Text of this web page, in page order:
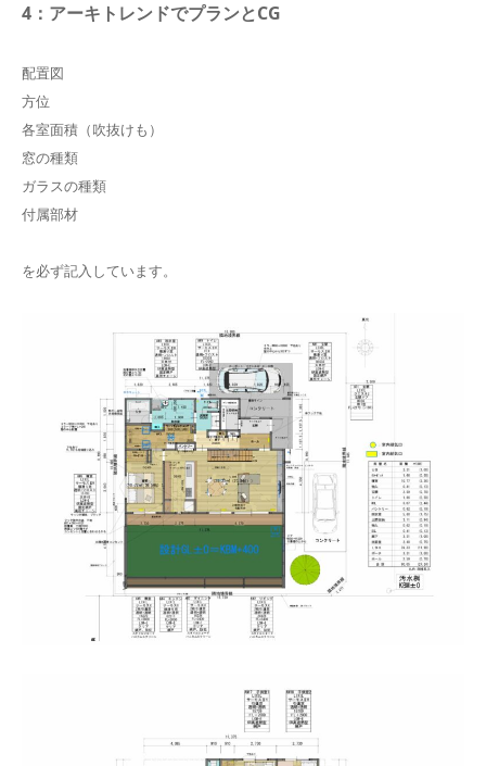
4：アーキトレンドでプランとCG
配置図
方位
各室面積（吹抜けも）
窓の種類
ガラスの種類
付属部材
を必ず記入しています。